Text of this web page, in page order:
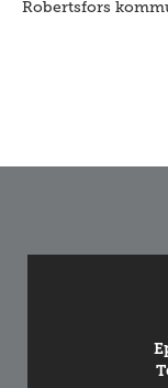
Robertsfors